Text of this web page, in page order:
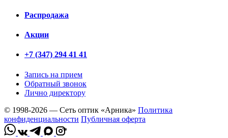
Распродажа
Акции
+7 (347) 294 41 41
Запись на прием
Обратный звонок
Лично директору
© 1998-2026 — Сеть оптик «Арника» Политика
конфиденциальности Публичная оферта
*